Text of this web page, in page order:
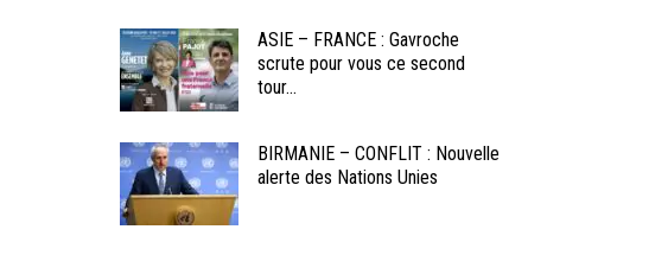
ASIE – FRANCE : Gavroche
scrute pour vous ce second
tour...
BIRMANIE – CONFLIT : Nouvelle
alerte des Nations Unies